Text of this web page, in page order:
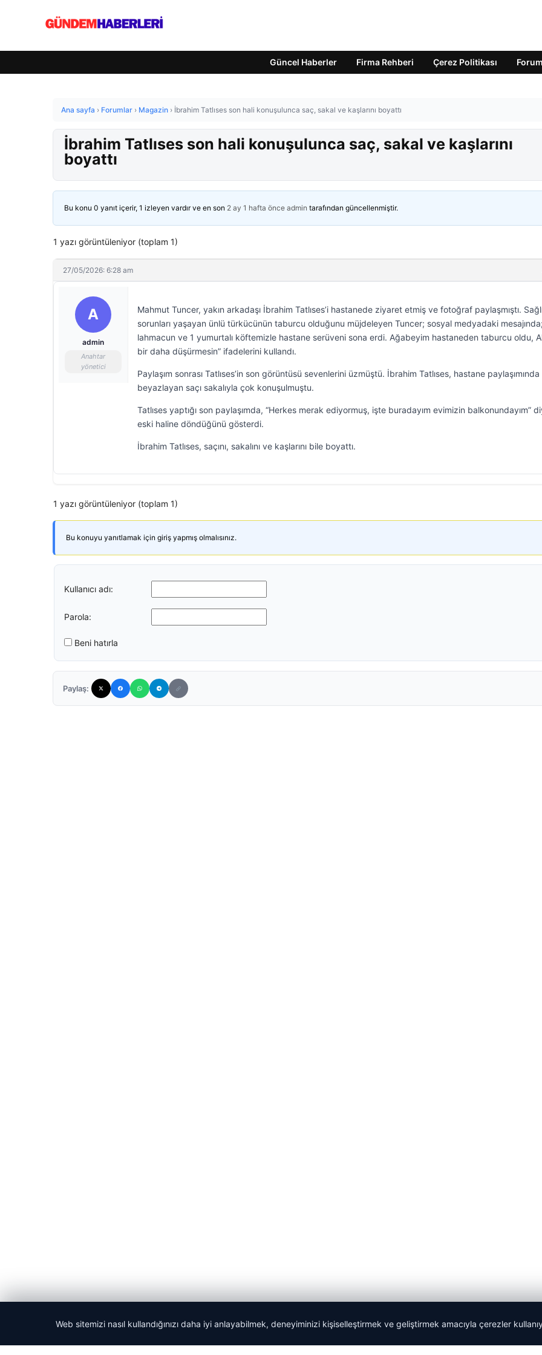
Güncel Haberler Firma Rehberi Çerez Politikası Forum
Ana sayfa › Forumlar › Magazin › İbrahim Tatlıses son hali konuşulunca saç, sakal ve kaşlarını boyattı
İbrahim Tatlıses son hali konuşulunca saç, sakal ve kaşlarını
boyattı
Bu konu 0 yanıt içerir, 1 izleyen vardır ve en son 2 ay 1 hafta önce admin tarafından güncellenmiştir.
1 yazı görüntüleniyor (toplam 1)
27/05/2026: 6:28 am
A
admin
Anahtar
yönetici
Mahmut Tuncer, yakın arkadaşı İbrahim Tatlıses’i hastanede ziyaret etmiş ve fotoğraf paylaşmıştı.
sorunları yaşayan ünlü türkücünün taburcu olduğunu müjdeleyen Tuncer; sosyal medyadaki
lahmacun ve 1 yumurtalı köftemizle hastane serüveni sona erdi. Ağabeyim hastaneden taburcu oldu,
bir daha düşürmesin” ifadelerini kullandı.
Paylaşım sonrası Tatlıses’in son görüntüsü sevenlerini üzmüştü. İbrahim Tatlıses, hastane paylaşımında
beyazlayan saçı sakalıyla çok konuşulmuştu.
Tatlıses yaptığı son paylaşımda, “Herkes merak ediyormuş, işte buradayım evimizin balkonundayım”
eski haline döndüğünü gösterdi.
İbrahim Tatlıses, saçını, sakalını ve kaşlarını bile boyattı.
1 yazı görüntüleniyor (toplam 1)
Bu konuyu yanıtlamak için giriş yapmış olmalısınız.
Kullanıcı adı:
Parola:
Beni hatırla
Paylaş:
© 2026 Gündem Haberleri – Güncel Haberler
Web sitemizi nasıl kullandığınızı daha iyi anlayabilmek, deneyiminizi kişiselleştirmek ve geliştirmek amacıyla çerezler